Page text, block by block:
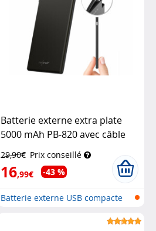
Batterie externe extra plate
5000 mAh PB-820 avec câble
Revolt
29,90€ Prix conseillé
16,99€ -43 %
Batterie externe USB compacte